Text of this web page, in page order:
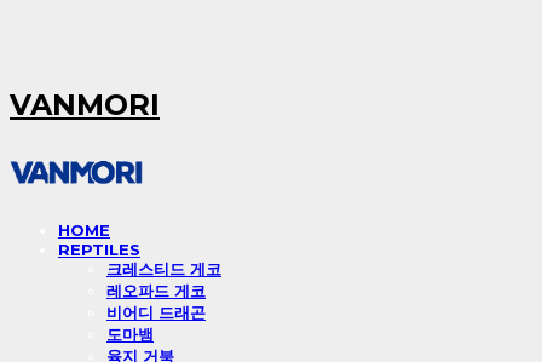
VANMORI
HOME
REPTILES
크레스티드 게코
레오파드 게코
비어디 드래곤
도마뱀
육지 거북